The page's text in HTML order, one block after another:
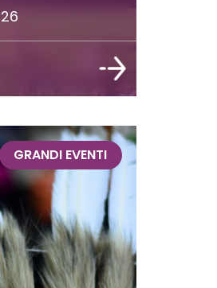
GRANDI EVENTI